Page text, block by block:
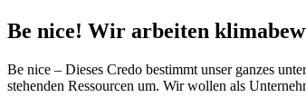
Be nice! Wir arbeiten
Be nice – Dieses Credo bestimmt unser ganzes
stehenden Ressourcen um. Wir wollen als